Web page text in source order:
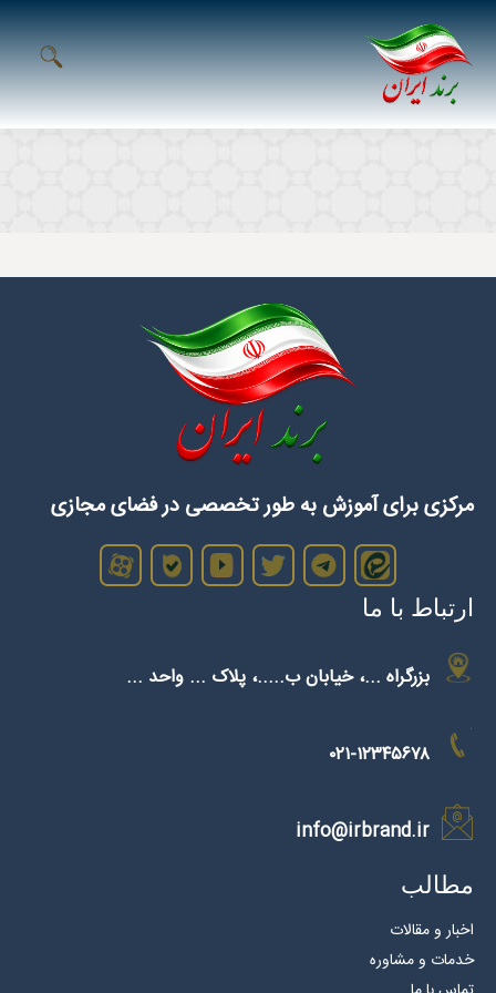
مرکزی برای آموزش‌ به طور تخصصی در فضای مجازی
ارتباط با ما
بزرگراه ...، خیابان ب.....، پلاک ... واحد ...
۰۲۱-۱۲۳۴۵۶۷۸
info@irbrand.ir
مطالب
اخبار و مقالات
خدمات و مشاوره